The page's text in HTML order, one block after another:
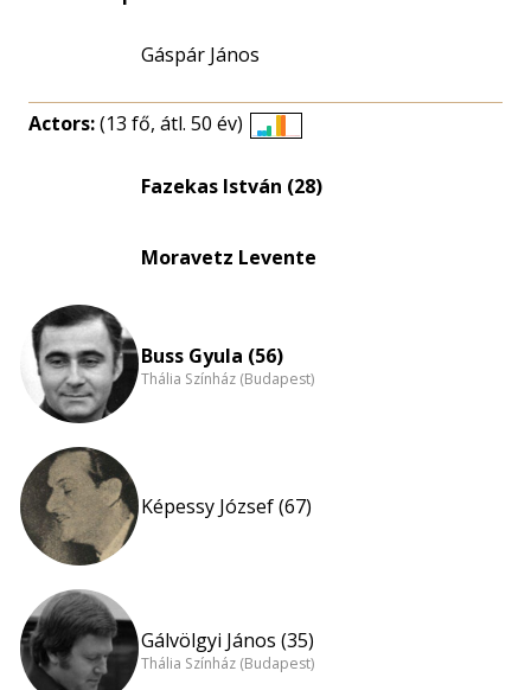
Gáspár János
Actors:(13 fő, átl. 50 év)
eloszlás
Fazekas István (28)
Moravetz Levente
Buss Gyula (56)
Thália Színház (Budapest)
Képessy József (67)
Gálvölgyi János (35)
Thália Színház (Budapest)